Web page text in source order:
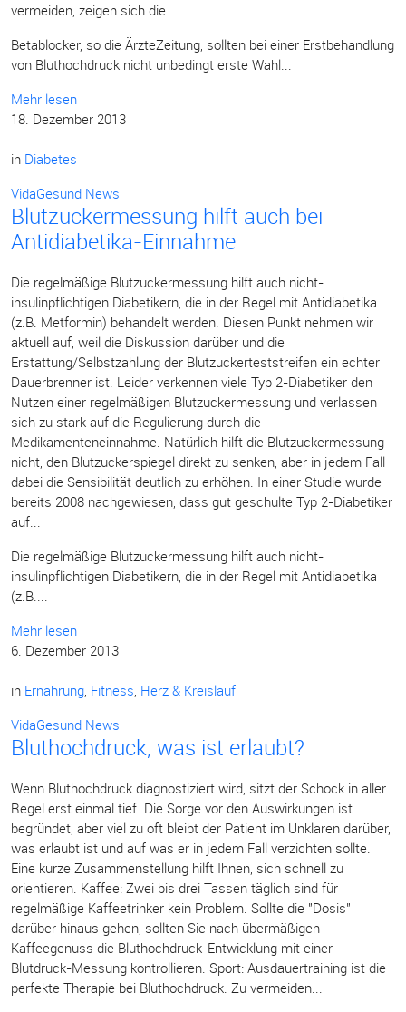
vermeiden, zeigen sich die...
Betablocker, so die ÄrzteZeitung, sollten bei einer Erstbehandlung
von Bluthochdruck nicht unbedingt erste Wahl...
Mehr lesen
18. Dezember 2013
in Diabetes
VidaGesund News
Blutzuckermessung hilft auch bei
Antidiabetika-Einnahme
Die regelmäßige Blutzuckermessung hilft auch nicht-
insulinpflichtigen Diabetikern, die in der Regel mit Antidiabetika
(z.B. Metformin) behandelt werden. Diesen Punkt nehmen wir
aktuell auf, weil die Diskussion darüber und die
Erstattung/Selbstzahlung der Blutzuckerteststreifen ein echter
Dauerbrenner ist. Leider verkennen viele Typ 2-Diabetiker den
Nutzen einer regelmäßigen Blutzuckermessung und verlassen
sich zu stark auf die Regulierung durch die
Medikamenteneinnahme. Natürlich hilft die Blutzuckermessung
nicht, den Blutzuckerspiegel direkt zu senken, aber in jedem Fall
dabei die Sensibilität deutlich zu erhöhen. In einer Studie wurde
bereits 2008 nachgewiesen, dass gut geschulte Typ 2-Diabetiker
auf...
Die regelmäßige Blutzuckermessung hilft auch nicht-
insulinpflichtigen Diabetikern, die in der Regel mit Antidiabetika
(z.B....
Mehr lesen
6. Dezember 2013
in Ernährung, Fitness, Herz & Kreislauf
VidaGesund News
Bluthochdruck, was ist erlaubt?
Wenn Bluthochdruck diagnostiziert wird, sitzt der Schock in aller
Regel erst einmal tief. Die Sorge vor den Auswirkungen ist
begründet, aber viel zu oft bleibt der Patient im Unklaren darüber,
was erlaubt ist und auf was er in jedem Fall verzichten sollte.
Eine kurze Zusammenstellung hilft Ihnen, sich schnell zu
orientieren. Kaffee: Zwei bis drei Tassen täglich sind für
regelmäßige Kaffeetrinker kein Problem. Sollte die "Dosis"
darüber hinaus gehen, sollten Sie nach übermäßigen
Kaffeegenuss die Bluthochdruck-Entwicklung mit einer
Blutdruck-Messung kontrollieren. Sport: Ausdauertraining ist die
perfekte Therapie bei Bluthochdruck. Zu vermeiden...